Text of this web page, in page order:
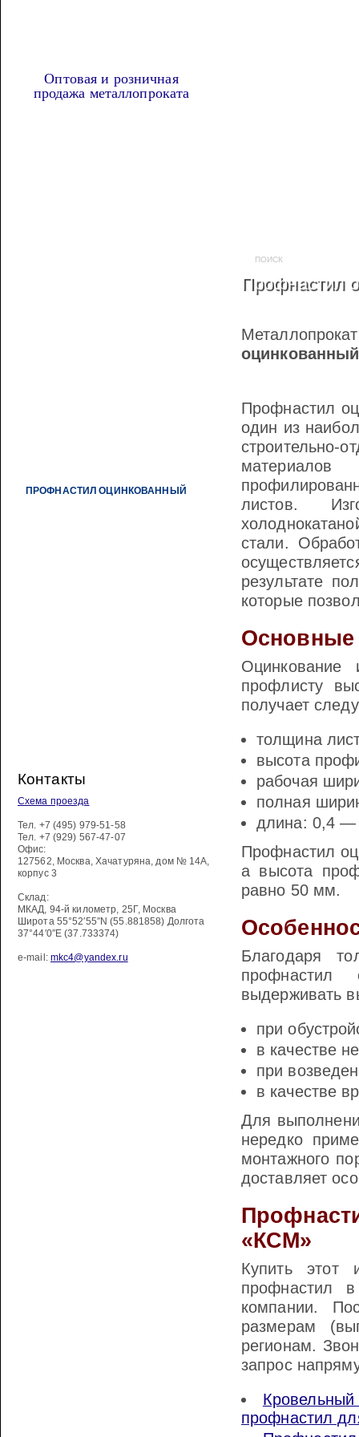
Оптовая и розничная
продажа металлопроката
ПРОФНАСТИЛ ОЦИНКОВАННЫЙ
Контакты
Схема проезда
Тел. +7 (495) 979-51-58
Тел. +7 (929) 567-47-07
Офис:
127562, Москва, Хачатуряна, дом № 14А,
корпус 3
Склад:
МКАД, 94-й километр, 25Г, Москва
Широта 55°52′55″N (55.881858) Долгота
37°44′0″E (37.733374)
e-mail: mkc4@yandex.ru
Профнастил
Профнастил
один из
строительно-
листов.
стали.
результате
которые
Основные
Оцинкование
профлисту
получает
толщина
высота
рабочая
полная
длина: 0,4
Профнастил
а высота
равно 50 мм.
Благодаря
профнастил
выдерживать
при
в качестве
при
в качестве
Для
нередко
монтажного
доставляет
«КСМ»
Купить этот
профнастил
компании.
размерам
регионам.
запрос
профнастил